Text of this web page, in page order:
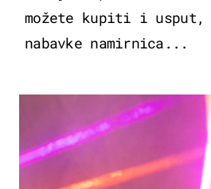
možete kupiti i usput,
nabavke namirnica...
KULTURA & ZABAVA